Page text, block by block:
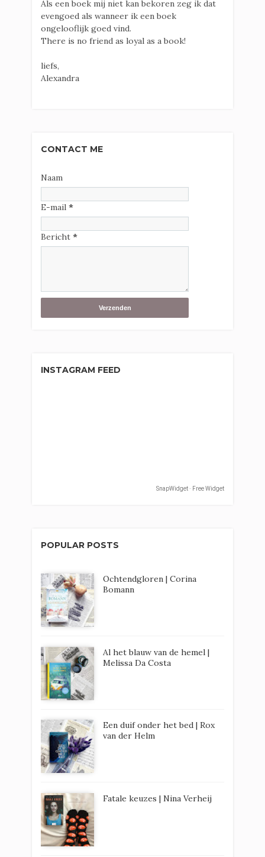
Als een boek mij niet kan bekoren zeg ik dat
evengoed als wanneer ik een boek
ongelooflijk goed vind.
There is no friend as loyal as a book!
liefs,
Alexandra
CONTACT ME
Naam
E-mail *
Bericht *
INSTAGRAM FEED
SnapWidget · Free Widget
POPULAR POSTS
Ochtendgloren | Corina
Bomann
Al het blauw van de hemel |
Melissa Da Costa
Een duif onder het bed | Rox
van der Helm
Fatale keuzes | Nina Verheij